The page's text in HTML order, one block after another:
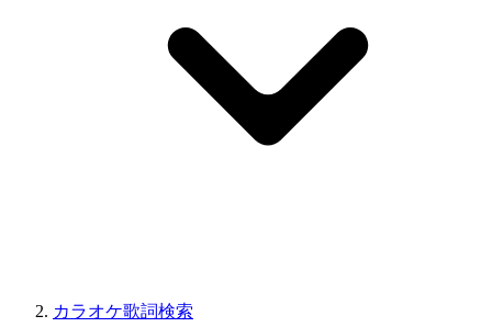
カラオケ歌詞検索